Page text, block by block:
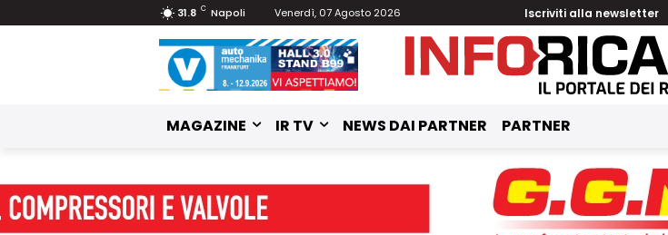
31.8 C Napoli Venerdì, 07 Agosto 2026 Iscriviti alla newsletter
MAGAZINE IR TV NEWS DAI PARTNER PARTNER